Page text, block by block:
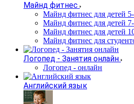
Майнд фитнес
Майнд фитнес для детей
Майнд фитнес для детей
Майнд фитнес для детей
Майнд фитнес для
Логопед - Занятия онлайн
Логопед - онлайн
Английский язык